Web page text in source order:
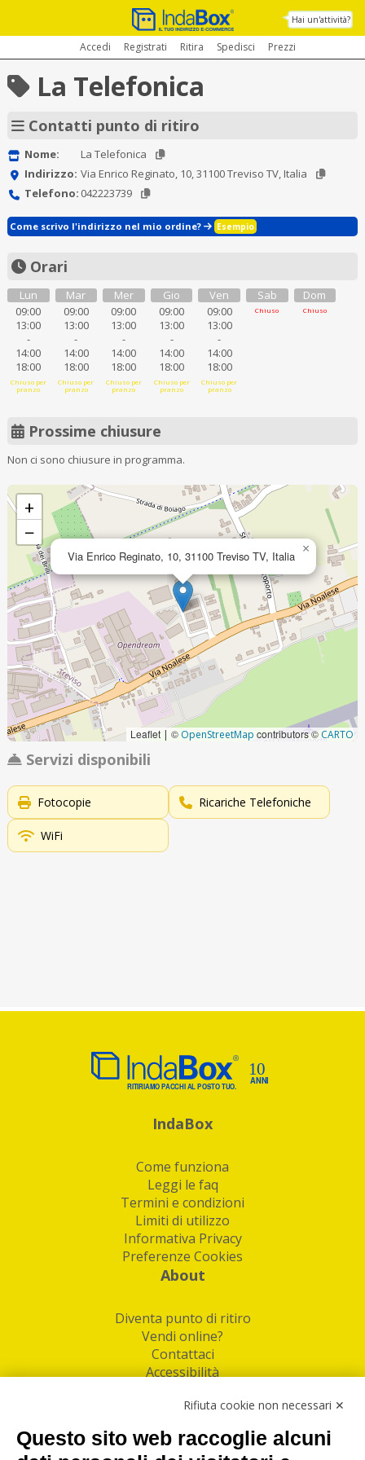
Hai un'attività?
Accedi Registrati Ritira Spedisci Prezzi
La Telefonica
Contatti punto di ritiro
Nome:
La Telefonica
Indirizzo: Via Enrico Reginato, 10, 31100 Treviso TV, Italia
Telefono: 042223739
Come scrivo l'indirizzo nel mio ordine? Esempio
Orari
Lun
09:00
13:00
-
14:00
18:00
Chiuso per
pranzo
Mar
09:00
13:00
-
14:00
18:00
Chiuso per
pranzo
Mer
09:00
13:00
-
14:00
18:00
Chiuso per
pranzo
Gio
09:00
13:00
-
14:00
18:00
Chiuso per
pranzo
Ven
09:00
13:00
-
14:00
18:00
Chiuso per
pranzo
Sab
Chiuso
Dom
Chiuso
Prossime chiusure
Non ci sono chiusure in programma.
Via Enrico Reginato, 10, 31100 Treviso TV, Italia ×
+
−
Leaflet | © OpenStreetMap contributors © CARTO
Servizi disponibili
Fotocopie Ricariche Telefoniche
WiFi
IndaBox
Come funziona
Leggi le faq
Termini e condizioni
Limiti di utilizzo
Informativa Privacy
Preferenze Cookies
About
Diventa punto di ritiro
Vendi online?
Contattaci
Accessibilità
Facebook
Linkedin
Rifiuta cookie non necessari ✕
Questo sito web raccoglie alcuni